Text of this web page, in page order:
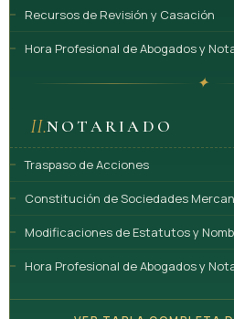
Recursos de Revisión y Casación
Hora Profesional de Abogados y
✦
II.NOTARIADO
Traspaso de Acciones
Constitución de Sociedades
Modificaciones de Estatutos y
Hora Profesional de Abogados y